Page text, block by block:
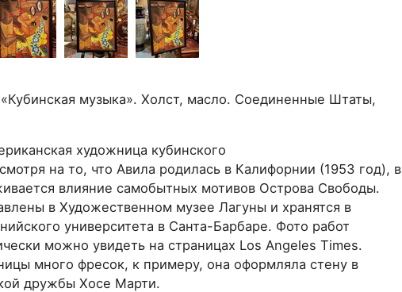
музыка». Холст, масло. Соединенные Штаты,
художница кубинского
на то, что Авила родилась в Калифорнии (1953 год), в
влияние самобытных мотивов Острова Свободы.
в Художественном музее Лагуны и хранятся в
университета в Санта-Барбаре. Фото работ
можно увидеть на страницах Los Angeles Times.
много фресок, к примеру, она оформляла стену в
дружбы Хосе Марти.